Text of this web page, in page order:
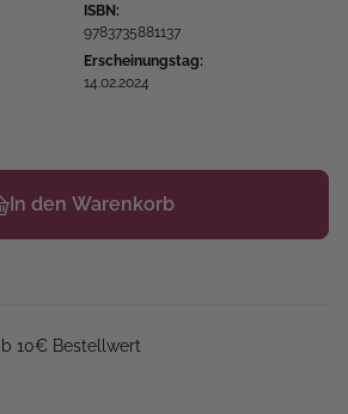
ISBN:
9783735881137
Erscheinungstag:
14.02.2024
In den Warenkorb
10€ Bestellwert